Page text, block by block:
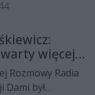
Czerniak,
Skuteczni
m.in. owięcej
Rozmowy Radia
Dami był